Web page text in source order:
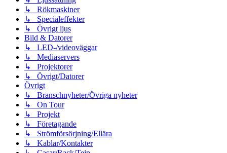
↳ Rökmaskiner
↳ Specialeffekter
↳ Övrigt ljus
Bild & Datorer
↳ LED-/videoväggar
↳ Mediaservers
↳ Projektorer
↳ Övrigt/Datorer
Övrigt
↳ Branschnyheter/Övriga nyheter
↳ On Tour
↳ Projekt
↳ Företagande
↳ Strömförsörjning/Ellära
↳ Kablar/Kontakter